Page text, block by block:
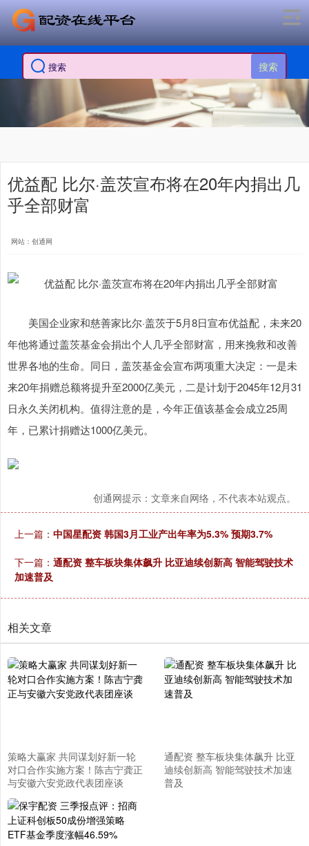
搜索
优益配 比尔·盖茨宣布将在20年内捐出几
乎全部财富
网站：创通网
美国企业家和慈善家比尔·盖茨于5月8日宣布优益配，未来20
年他将通过盖茨基金会捐出个人几乎全部财富，用来挽救和改善
世界各地的生命。同日，盖茨基金会宣布两项重大决定：一是未
来20年捐赠总额将提升至2000亿美元，二是计划于2045年12月31
日永久关闭机构。值得注意的是，今年正值该基金会成立25周
年，已累计捐赠达1000亿美元。
创通网提示：文章来自网络，不代表本站观点。
上一篇： 中国星配资 韩国3月工业产出年率为5.3% 预期3.7%
下一篇： 通配资 整车板块集体飙升 比亚迪续创新高 智能驾驶技术
加速普及
相关文章
策略大赢家 共同谋划好新一轮
对口合作实施方案！陈吉宁龚正
与安徽六安党政代表团座谈
通配资 整车板块集体飙升 比亚
迪续创新高 智能驾驶技术加速
普及